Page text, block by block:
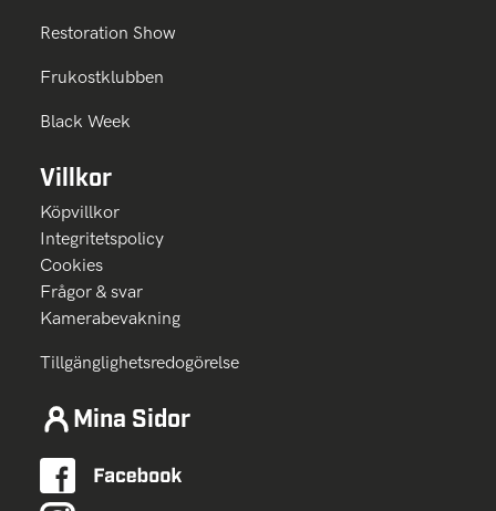
Restoration Show
Frukostklubben
Black Week
Villkor
Köpvillkor
Integritetspolicy
Cookies
Frågor & svar
Kamerabevakning
Tillgänglighetsredogörelse
Mina Sidor